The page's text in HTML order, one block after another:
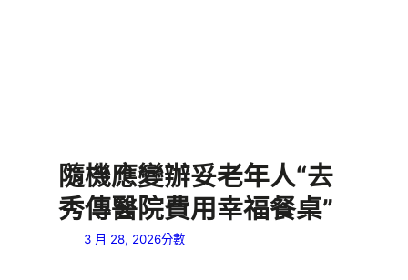
隨機應變辦妥老年人“去
秀傳醫院費用幸福餐桌”
3 月 28, 2026分數